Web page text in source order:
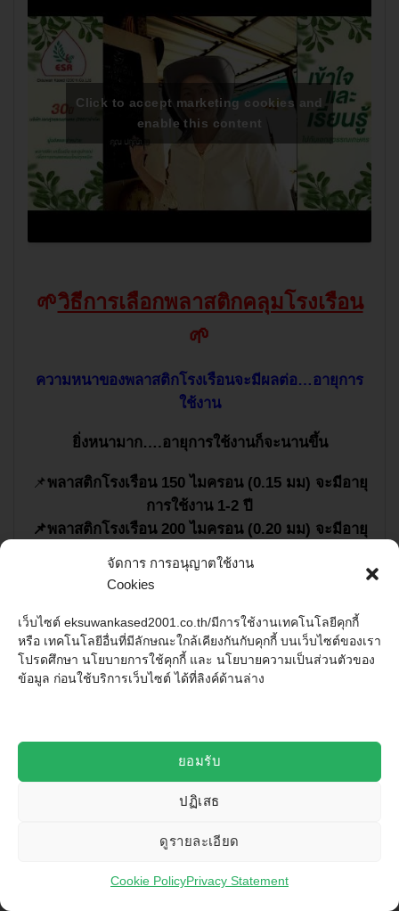
จัดการ การอนุญาตใช้งาน
Cookies
เว็บไซต์ eksuwankased2001.co.th/มีการใช้งานเทคโนโลยีคุกกี้
หรือ เทคโนโลยีอื่นที่มีลักษณะใกล้เคียงกันกับคุกกี้ บนเว็บไซต์ของเรา
โปรดศึกษา นโยบายการใช้คุกกี้ และ นโยบายความเป็นส่วนตัวของ
ข้อมูล ก่อนใช้บริการเว็บไซต์ ได้ที่ลิงค์ด้านล่าง
ยอมรับ
ปฏิเสธ
ดูรายละเอียด
Cookie PolicyPrivacy Statement
Click to accept marketing cookies and
enable this content
🌱วิธีการเลือกพลาสติกคลุมโรงเรือน
🌱
ความหนาของพลาสติกโรงเรือนจะมีผลต่อ…อายุการ
ใช้งาน
ยิ่งหนามาก….อายุการใช้งานก็จะนานขึ้น
📌พลาสติกโรงเรือน 150 ไมครอน (0.15 มม) จะมีอายุ
การใช้งาน 1-2 ปี
📌พลาสติกโรงเรือน 200 ไมครอน (0.20 มม) จะมีอายุ
ยิ่งหนายิ่งทนทานกว่า
⚠# ข้อควรระวังเวลาเลือกพลาสติกคลุมโรงเรือน#⚠
⚠เราจำเป็นที่จะต้องเลือกใช้พลาสติกโรงเรือนให้ยาว
🌿เช่น โรงเรือนยาว 40 ม ควรใช้?พลาสติกยาว 41 ม
เป็นต้น🌿
พลาสติกโรงเรือนนี้ ใช้สำหรับคลุมหลังคาโรงเรือนซะ
ส่วนใหญ่ บางท่านอาจใช้ปิดด้านข้างโรงด้วย เช่น ท่าน